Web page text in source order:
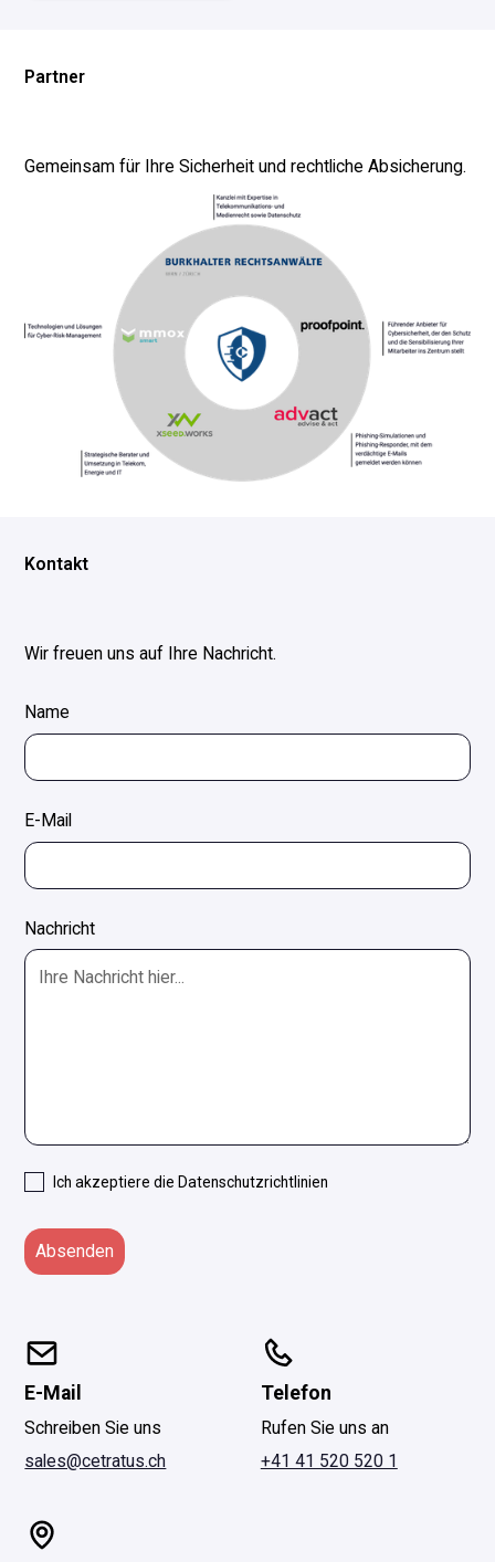
Partner
Gemeinsam für Ihre Sicherheit und rechtliche Absicherung.
Kontakt
Wir freuen uns auf Ihre Nachricht.
Name
E-Mail
Nachricht
Ich akzeptiere die Datenschutzrichtlinien
E-Mail
Schreiben Sie uns
sales@cetratus.ch
Telefon
Rufen Sie uns an
+41 41 520 520 1